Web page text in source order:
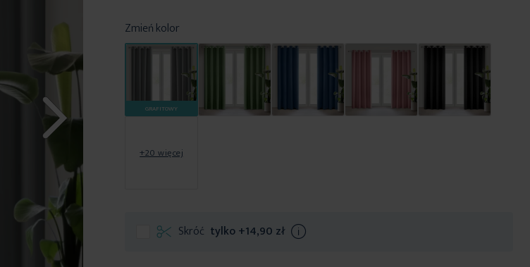
Zmień kolor
GRAFITOWY
+20 więcej
Skróć tylko+14,90 zł
Info